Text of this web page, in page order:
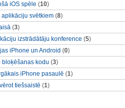
iOS spēle (10)
svētkiem (8)
(3)
izstrādātāju konference (5)
iPhone un Android (0)
bloķēšanas kodu (3)
iPhone pasaulē (1)
tiešsaistē (1)